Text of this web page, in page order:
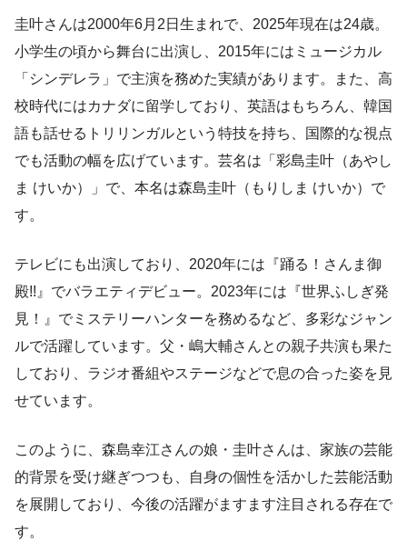
圭叶さんは2000年6月2日生まれで、2025年現在は24歳。
小学生の頃から舞台に出演し、2015年にはミュージカル
「シンデレラ」で主演を務めた実績があります。また、高
校時代にはカナダに留学しており、英語はもちろん、韓国
語も話せるトリリンガルという特技を持ち、国際的な視点
でも活動の幅を広げています。芸名は「彩島圭叶（あやし
ま けいか）」で、本名は森島圭叶（もりしま けいか）で
す。
テレビにも出演しており、2020年には『踊る！さんま御
殿!!』でバラエティデビュー。2023年には『世界ふしぎ発
見！』でミステリーハンターを務めるなど、多彩なジャン
ルで活躍しています。父・嶋大輔さんとの親子共演も果た
しており、ラジオ番組やステージなどで息の合った姿を見
せています。
このように、森島幸江さんの娘・圭叶さんは、家族の芸能
的背景を受け継ぎつつも、自身の個性を活かした芸能活動
を展開しており、今後の活躍がますます注目される存在で
す。